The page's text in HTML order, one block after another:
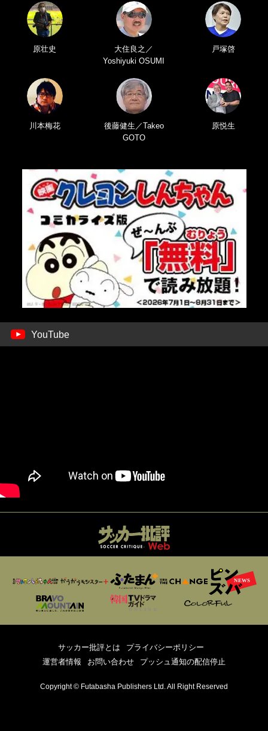
原壮史
大住良之／
Yoshiyuki OSUMI
戸塚啓
川本梅花
後藤健生／Takeo
GOTO
原悦生
YouTube
サッカー批評とは
プライバシーポリシー
運営者情報
お問い合わせ プッシュ通知の配信停止
Copyright © Futabasha Publishers Ltd. All Right Reserved